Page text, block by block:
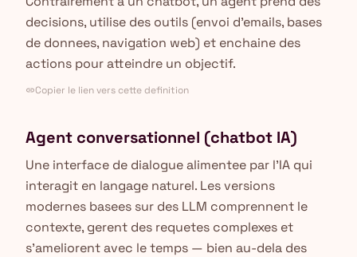
decisions, utilise des outils (envoi d'emails, bases
de donnees, navigation web) et enchaine des
actions pour atteindre un objectif.
linkCopier le lien vers cette definition
Agent conversationnel (chatbot IA)
Une interface de dialogue alimentee par l'IA qui
interagit en langage naturel. Les versions
modernes basees sur des LLM comprennent le
contexte, gerent des requetes complexes et
s'ameliorent avec le temps — bien au-dela des